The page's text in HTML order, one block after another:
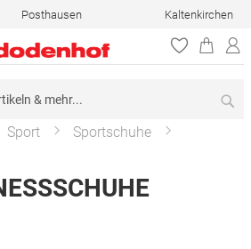
Posthausen Kaltenkirchen
Sport
Sportschuhe